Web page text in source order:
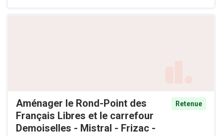
Aménager le Rond-Point des
Français Libres et le carrefour
Demoiselles - Mistral - Frizac -
Retenue